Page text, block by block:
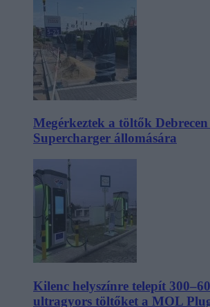
Megérkeztek a töltők
Supercharger állomására
Kilenc helyszínre telepít
ultragyors töltőket a MOL